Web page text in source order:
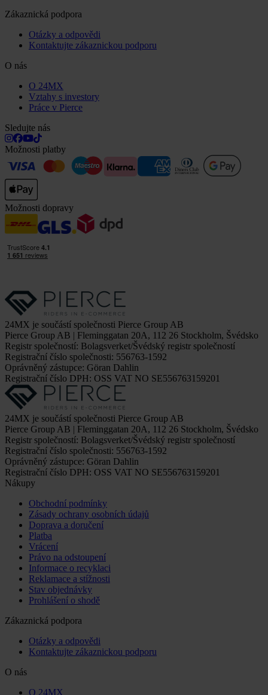
Zákaznická podpora
Otázky a odpovědi
Kontaktujte zákaznickou podporu
O nás
O 24MX
Vztahy s investory
Práce v Pierce
Sledujte nás
Možnosti platby
Možnosti dopravy
24MX je součástí společnosti Pierce Group AB
Pierce Group AB | Fleminggatan 20A, 112 26 Stockholm, Švédsko
Registr společností: Bolagsverket/Švédský registr společností
Registrační číslo společnosti: 556763-1592
Oprávněný zástupce: Göran Dahlin
Registrační číslo DPH: OSS VAT NO SE556763159201
24MX je součástí společnosti Pierce Group AB
Pierce Group AB | Fleminggatan 20A, 112 26 Stockholm, Švédsko
Registr společností: Bolagsverket/Švédský registr společností
Registrační číslo společnosti: 556763-1592
Oprávněný zástupce: Göran Dahlin
Registrační číslo DPH: OSS VAT NO SE556763159201
Nákupy
Obchodní podmínky
Zásady ochrany osobních údajů
Doprava a doručení
Platba
Vrácení
Právo na odstoupení
Informace o recyklaci
Reklamace a stížnosti
Stav objednávky
Prohlášení o shodě
Zákaznická podpora
Otázky a odpovědi
Kontaktujte zákaznickou podporu
O nás
O 24MX